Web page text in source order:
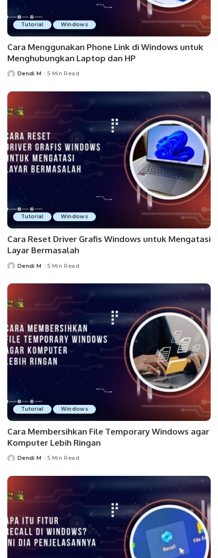
Tutorial Windows
Cara Menggunakan Phone Link di Windows untuk
Menghubungkan Laptop dan HP
PostedDendi M 5 Min Read
Tutorial Windows
Cara Reset Driver Grafis Windows untuk Mengatasi
Layar Bermasalah
PostedDendi M 5 Min Read
Tutorial Windows
Cara Membersihkan File Temporary Windows agar
Komputer Lebih Ringan
PostedDendi M 5 Min Read